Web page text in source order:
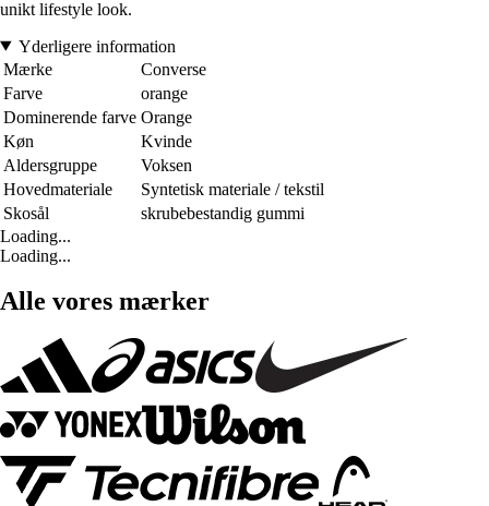
unikt lifestyle look.
Yderligere information
Mærke
Converse
Farve
orange
Dominerende farve Orange
Køn
Kvinde
Aldersgruppe
Voksen
Hovedmateriale
Syntetisk materiale / tekstil
Skosål
skrubebestandig gummi
Loading...
Loading...
Alle vores mærker